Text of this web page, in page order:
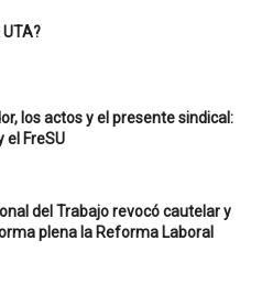
los actos y el presente sindical:
el FreSU
del Trabajo revocó cautelar y
plena la Reforma Laboral